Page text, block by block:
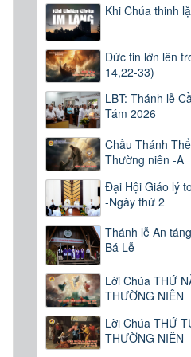
Khi Chúa thinh
Đức tin lớn lên
14,22-33)
LBT: Thánh lễ
Tám 2026
Chầu Thánh
Thường niên -A
Đại Hội Giáo lý
-Ngày thứ 2
Thánh lễ An
Bá Lễ
Lời Chúa THỨ
THƯỜNG NIÊN
Lời Chúa THỨ
THƯỜNG NIÊN